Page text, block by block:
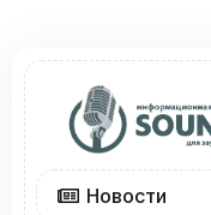
Новости